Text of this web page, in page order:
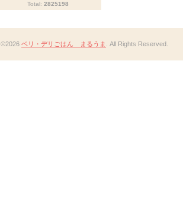
Total: 2825198
©2026 ベリ・デリごはん まるうま . All Rights Reserved.